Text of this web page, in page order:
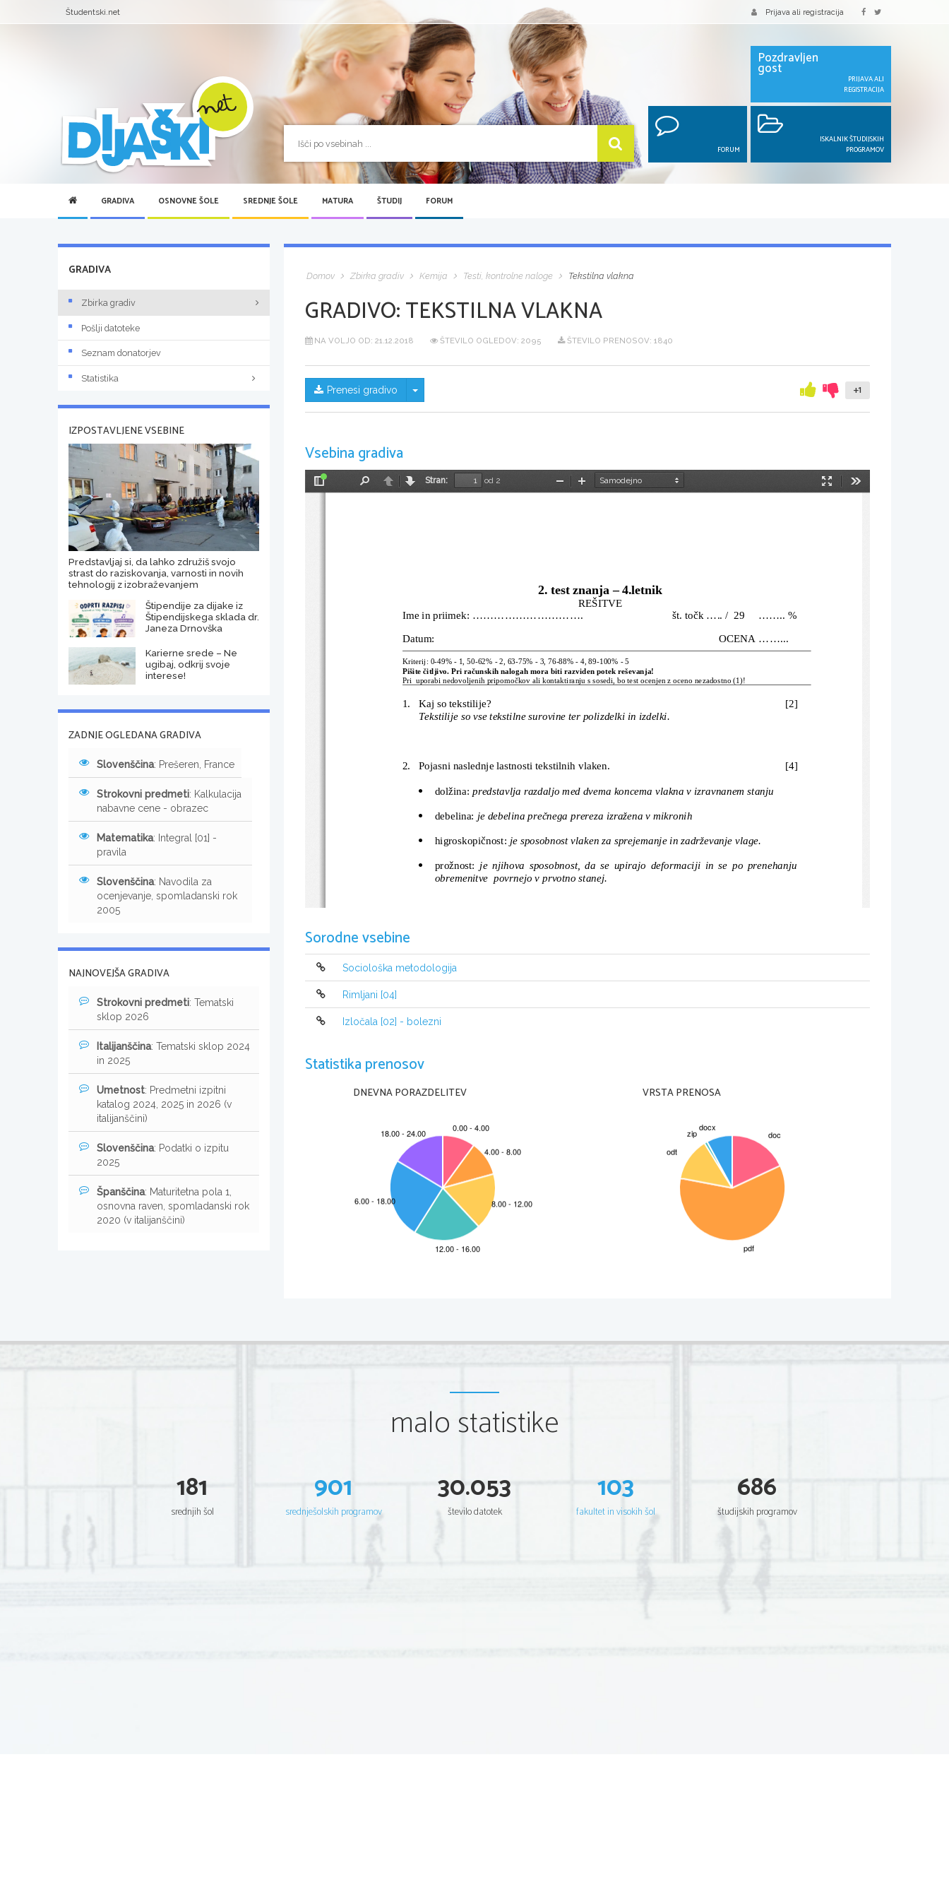
Študentski.net Prijava ali registracija
Pozdravljen
gost
PRIJAVA ALI
REGISTRACIJA
FORUM
ISKALNIK ŠTUDIJSKIH
PROGRAMOV
GRADIVA OSNOVNE ŠOLE SREDNJE ŠOLE MATURA ŠTUDIJ FORUM
Domov Zbirka gradiv Kemija Testi, kontrolne naloge Tekstilna vlakna
GRADIVO:TEKSTILNA VLAKNA
NA VOLJO OD: 21.12.2018 ŠTEVILO OGLEDOV: 2095 ŠTEVILO PRENOSOV: 1840
Prenesi gradivo Skrij/prikaži meni +1
Vsebina gradiva
Preklopi
NazajNaprej
Stran:
od 2
Način
PomanjšajPovečaj
2. test znanja – 4.letnik
REŠITVE
Ime in priimek: ...............................                                 št. točk ..... /  29     ........ %
Datum:                                                                                                         OCENA .........
Kriterij: 0-49% - 1, 50-62% - 2, 63-75% - 3, 76-88% - 4, 89-100% - 5
Pišite čitljivo. Pri računskih nalogah mora biti razviden potek reševanja!
Pri  uporabi nedovoljenih pripomočkov ali kontaktiranju s sosedi, bo test ocenjen z oceno nezadostno (1)!
1. Kaj so tekstilije?
[2]
Tekstilije so vse tekstilne surovine ter polizdelki in izdelki.
2. Pojasni naslednje lastnosti tekstilnih vlaken. [4]
 dolžina: predstavlja razdaljo med dvema koncema vlakna v izravnanem stanju
 debelina: je debelina prečnega prereza izražena v mikronih
 higroskopičnost: je sposobnost vlaken za sprejemanje in zadrževanje vlage.
 prožnost: je njihova sposobnost, da se upirajo deformaciji in se po prenehanju
obremenitve  povrnejo v prvotno stanej.
vlakno nabrekne, dobi okrogel prerez in paličast videz,
poveča se higroskopičnost, afiniteta do barvil, trdnost in lesk.
Porumenelo rastlino populijo iz zemlje ter osmukajo,
Ovčjo volno pridobivajo v štirih fazah. Naštej te faze in lastnosti volne!
I. faza: pranje kožuha – do 50% nečistoč se odstrani
 lastnosti: slabo odporna na trganje, zelo higroskopična, toplotni izolator.
Kaj je kemična pajkova svila! Kako jo pridobivajo in kakšne so njene lastnosti?
Je gensko pridobljena beljakovina z lastnostmi pajkove niti.
mlečnih žlez koz.
vlakna so visokotrdna, raztegljiva, žilava, nizke gostote, netopna v vodi, stabilizirana
Sorodne vsebine
Sociološka metodologija
Rimljani [04]
Izločala [02] - bolezni
Statistika prenosov
DNEVNA PORAZDELITEV VRSTA PRENOSA
GRADIVA
Zbirka gradiv
Pošlji datoteke
Seznam donatorjev
Statistika
IZPOSTAVLJENE VSEBINE
Predstavljaj si, da lahko združiš svojo
strast do raziskovanja, varnosti in novih
tehnologij z izobraževanjem
Štipendije za dijake iz
Štipendijskega sklada dr.
Janeza Drnovška
Karierne srede – Ne
ugibaj, odkrij svoje
interese!
ZADNJE OGLEDANA GRADIVA
Slovenščina: Prešeren, France
Strokovni predmeti: Kalkulacija
nabavne cene - obrazec
Matematika: Integral [01] -
pravila
Slovenščina: Navodila za
ocenjevanje, spomladanski rok
2005
NAJNOVEJŠA GRADIVA
Strokovni predmeti: Tematski
sklop 2026
Italijanščina: Tematski sklop 2024
in 2025
Umetnost: Predmetni izpitni
katalog 2024, 2025 in 2026 (v
italijanščini)
Slovenščina: Podatki o izpitu
2025
Španščina: Maturitetna pola 1,
osnovna raven, spomladanski rok
2020 (v italijanščini)
malo statistike
181
srednjih šol
901
srednješolskih programov
30.053
število datotek
103
fakultet in visokih šol
686
študijskih programov